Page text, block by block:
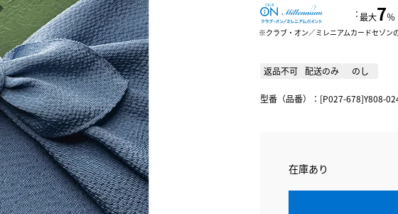
：最大7％
クラブ・オン／ミレニアムカードセゾン
返品不可 配送のみ のし
型番（品番）：[P027-678]Y808-
在庫あり